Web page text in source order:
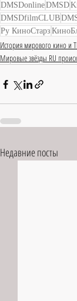
DMSDonlineDMSD
DMSDfilmCLUB
Ру КиноСтарз
История мирового кино и
Мировые звёзды RU
Недавние посты